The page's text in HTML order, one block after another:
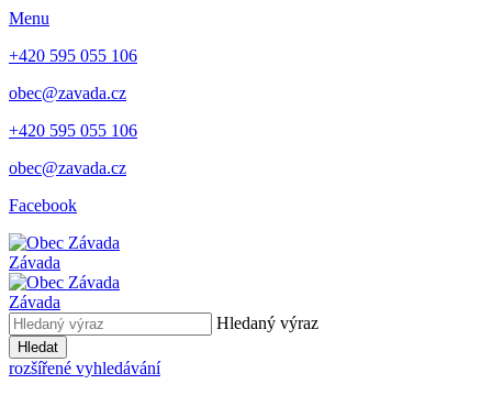
Menu
+420 595 055 106
obec@zavada.cz
+420 595 055 106
obec@zavada.cz
Facebook
Závada
Závada
Hledaný výraz
Hledat
rozšířené vyhledávání